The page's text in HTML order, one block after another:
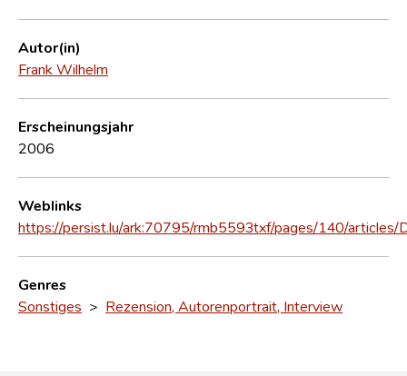
Autor(in)
Frank Wilhelm
Erscheinungsjahr
2006
Weblinks
https://persist.lu/ark:70795/rmb5593txf/pages/140/articles/
Genres
Sonstiges > Rezension, Autorenportrait, Interview